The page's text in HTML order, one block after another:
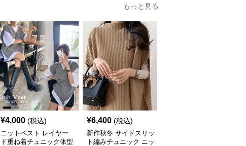
もっと見る
¥4,000 (税込)
ニットベスト レイヤー
ド重ね着チュニック体型
¥6,400 (税込)
新作秋冬 サイドスリッ
ト編みチュニック ニッ